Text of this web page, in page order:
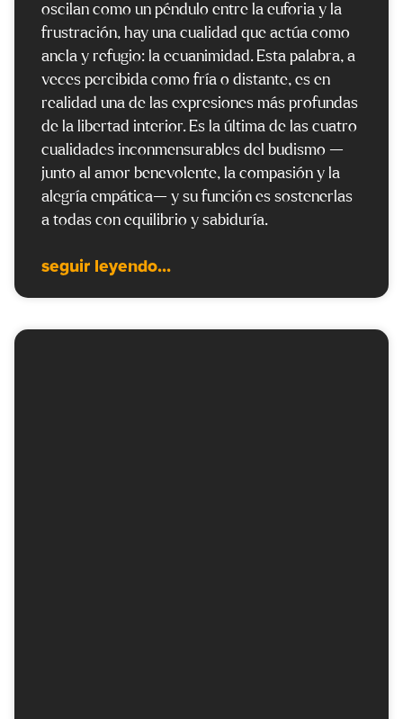
oscilan como un péndulo entre la euforia y la
frustración, hay una cualidad que actúa como
ancla y refugio: la ecuanimidad. Esta palabra, a
veces percibida como fría o distante, es en
realidad una de las expresiones más profundas
de la libertad interior. Es la última de las cuatro
cualidades inconmensurables del budismo —
junto al amor benevolente, la compasión y la
alegría empática— y su función es sostenerlas
a todas con equilibrio y sabiduría.
seguir leyendo...